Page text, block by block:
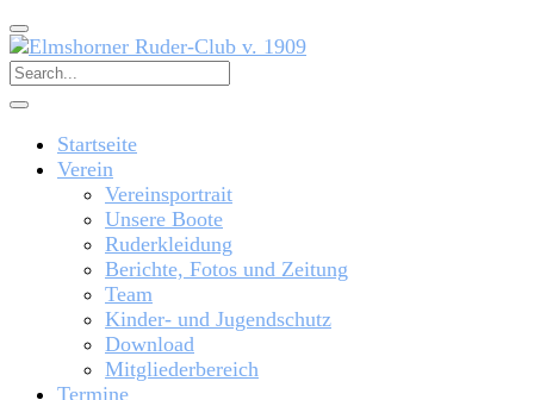
Startseite
Verein
Vereinsportrait
Unsere Boote
Ruderkleidung
Berichte, Fotos und Zeitung
Team
Kinder- und Jugendschutz
Download
Mitgliederbereich
Termine